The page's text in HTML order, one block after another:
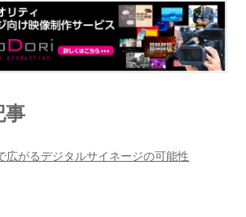
事
広がるデジタルサイネージの可能性